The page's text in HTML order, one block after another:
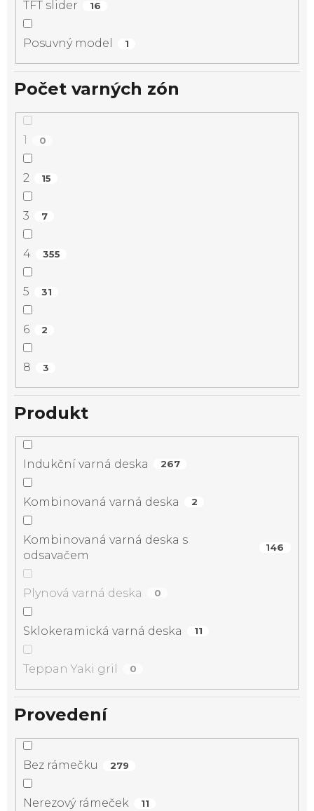
TFT slider 16
Posuvný model 1
Počet varných zón
1 0
2 15
3 7
4 355
5 31
6 2
8 3
Produkt
Indukční varná deska 267
Kombinovaná varná deska 2
Kombinovaná varná deska s
odsavačem
146
Plynová varná deska 0
Sklokeramická varná deska 11
Teppan Yaki gril 0
Provedení
Bez rámečku 279
Nerezový rámeček 11